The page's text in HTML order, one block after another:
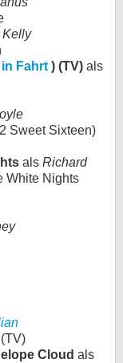
Kelly
Fahrt ) (TV) als
Sweet Sixteen)
als Richard
White Nights
Cloud als